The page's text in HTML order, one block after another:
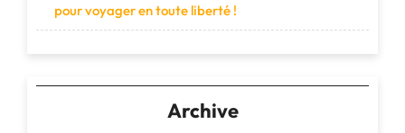
pour voyager en toute liberté !
Archive